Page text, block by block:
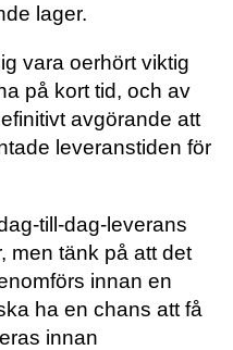
lager.
vara oerhört viktig
på kort tid, och av
avgörande att
leveranstiden för
till-dag-leverans
men tänk på att det
innan en
ha en chans att få
innan